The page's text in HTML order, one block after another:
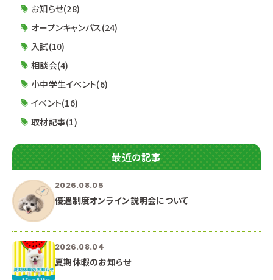
００受付開始） ▼ドッグ・ウェルネス科 初めてさん
も大歓迎
お知らせ(28)
オープンキャンパス(24)
入試(10)
相談会(4)
小中学生イベント(6)
イベント(16)
取材記事(1)
最近の記事
2026.08.05
優遇制度オンライン説明会について
2026.08.04
夏期休暇のお知らせ